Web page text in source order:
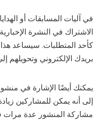
في آليات المسابقات أو
الاشتراك في النشرة
كأحد المتطلبات. سيساعد
بريدك الإلكتروني وتحويلهم
يمكنك أيضًا الإشارة في
إلى أنه يمكن للمشاركين
مشاركة المنشور عدة